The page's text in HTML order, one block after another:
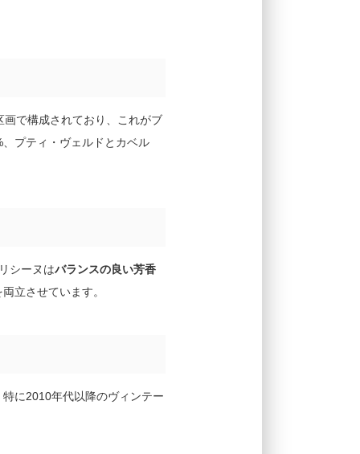
で構成されており、これがブ
プティ・ヴェルドとカベル
シーヌはバランスの良い芳香
立させています。
に2010年代以降のヴィンテー